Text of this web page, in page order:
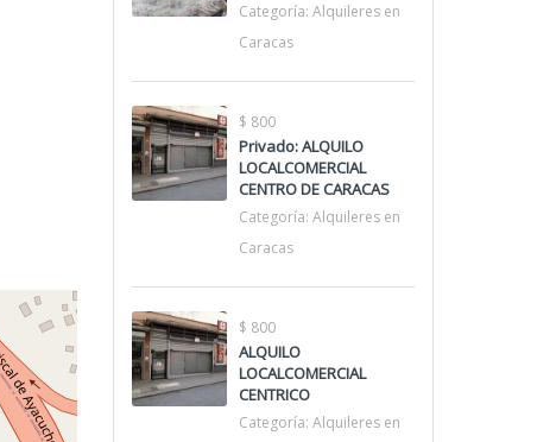
Categoría: Alquileres en
Caracas
$ 800
Privado: ALQUILO
LOCALCOMERCIAL
CENTRO DE CARACAS
Categoría: Alquileres en
Caracas
$ 800
ALQUILO
LOCALCOMERCIAL
CENTRICO
Categoría: Alquileres en